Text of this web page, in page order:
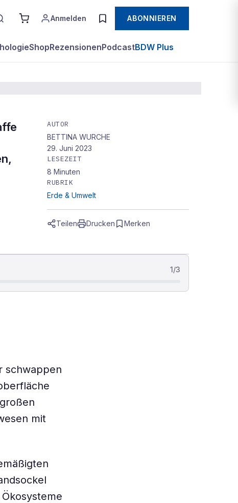
Anmelden ABONNIEREN
ShopRezensionenPodcastBDW Plus
AUTOR
BETTINA WURCHE
29. Juni 2023
LESEZEIT
8 Minuten
RUBRIK
Erde & Umwelt
Teilen Drucken Merken
1/3
schwappen
mit